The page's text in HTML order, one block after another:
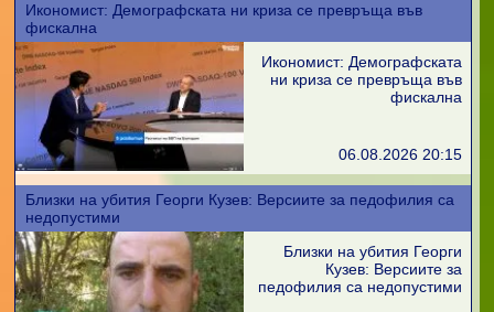
Икономист: Демографската ни криза се превръща във
фискална
Икономист: Демографската
ни криза се превръща във
фискална
06.08.2026 20:15
Близки на убития Георги Кузев: Версиите за педофилия са
недопустими
Близки на убития Георги
Кузев: Версиите за
педофилия са недопустими